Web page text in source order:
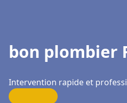
bon plombier
Intervention rapide et